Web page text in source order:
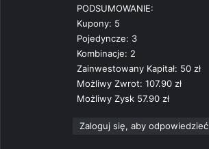
PODSUMOWANIE:
Kupony: 5
Pojedyncze: 3
Kombinacje: 2
Zainwestowany Kapitał: 50 zł
Możliwy Zwrot: 107.90 zł
Możliwy Zysk 57.90 zł
Zaloguj się, aby odpowiedzieć